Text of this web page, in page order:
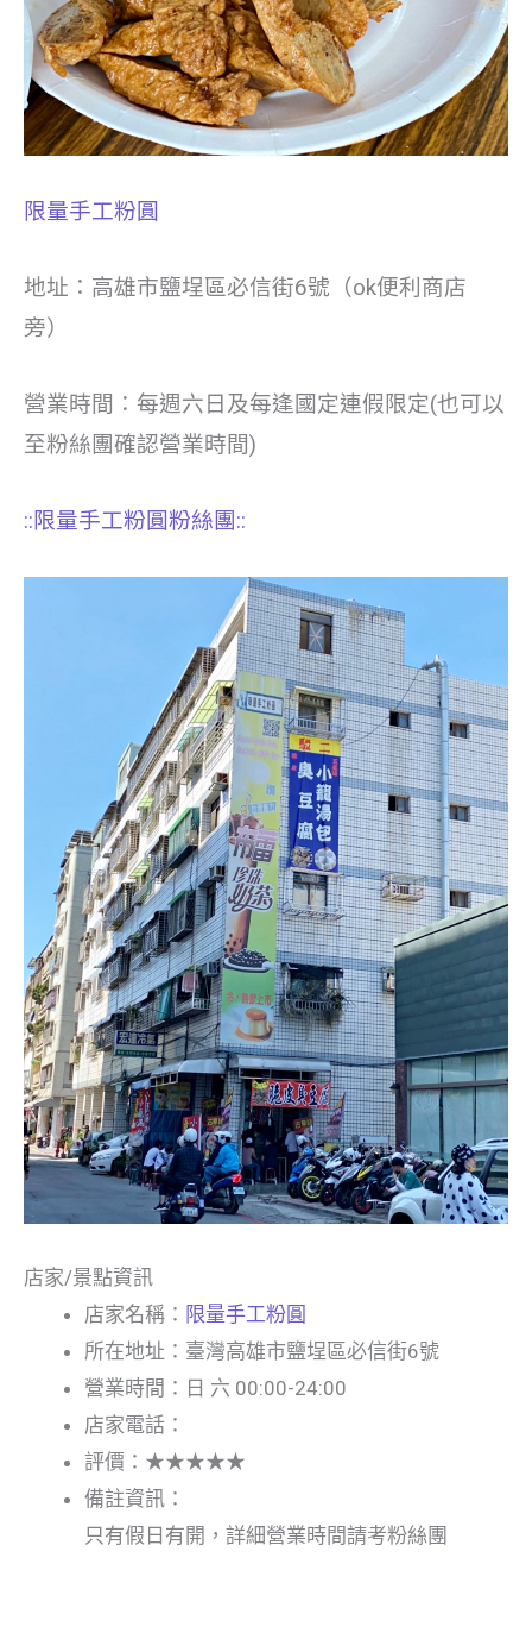
限量手工粉圓
地址：高雄市鹽埕區必信街6號（ok便利商店
旁）
營業時間：每週六日及每逢國定連假限定(也可以
至粉絲團確認營業時間)
::限量手工粉圓粉絲團::
店家/景點資訊
店家名稱： 限量手工粉圓
所在地址：臺灣高雄市鹽埕區必信街6號
營業時間：日 六 00:00-24:00
店家電話：
評價：★★★★★
備註資訊：
只有假日有開，詳細營業時間請考粉絲團